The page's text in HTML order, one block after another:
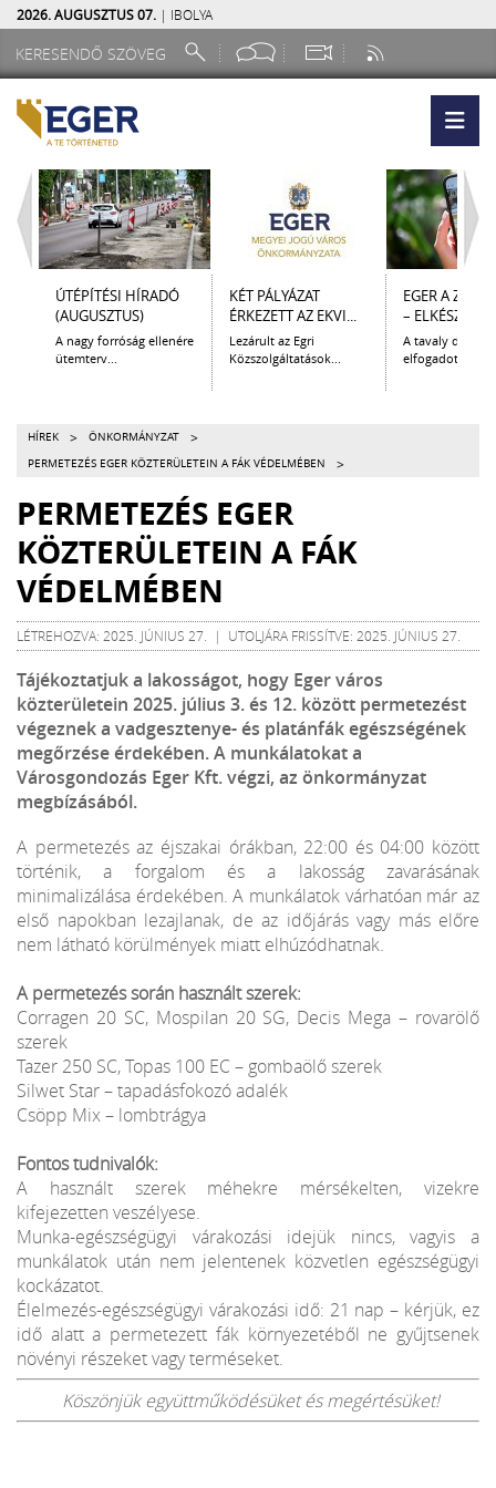
2026. AUGUSZTUS 07. | IBOLYA
ÚTÉPÍTÉSI HÍRADÓ
(AUGUSZTUS)
A nagy forróság ellenére
ütemterv...
KÉT PÁLYÁZAT
ÉRKEZETT AZ EKVI...
Lezárult az Egri
Közszolgáltatások...
EGER A
– ELKÉSZÜLT
A tavaly
elfogadott
HÍREK > ÖNKORMÁNYZAT >
PERMETEZÉS EGER KÖZTERÜLETEIN A FÁK VÉDELMÉBEN >
PERMETEZÉS EGER
KÖZTERÜLETEIN A FÁK
VÉDELMÉBEN
LÉTREHOZVA: 2025. JÚNIUS 27. | UTOLJÁRA FRISSÍTVE: 2025. JÚNIUS 27.
Tájékoztatjuk a lakosságot, hogy Eger város
közterületein 2025. július 3. és 12. között permetezést
végeznek a vadgesztenye- és platánfák egészségének
megőrzése érdekében. A munkálatokat a
Városgondozás Eger Kft. végzi, az önkormányzat
megbízásából.
A permetezés az éjszakai órákban, 22:00 és 04:00 között
történik, a forgalom és a lakosság zavarásának
minimalizálása érdekében. A munkálatok várhatóan már az
első napokban lezajlanak, de az időjárás vagy más előre
nem látható körülmények miatt elhúzódhatnak.
A permetezés során használt szerek:
Corragen 20 SC, Mospilan 20 SG, Decis Mega – rovarölő
szerek
Tazer 250 SC, Topas 100 EC – gombaölő szerek
Silwet Star – tapadásfokozó adalék
Csöpp Mix – lombtrágya
Fontos tudnivalók:
A használt szerek méhekre mérsékelten, vizekre
kifejezetten veszélyese.
Munka-egészségügyi várakozási idejük nincs, vagyis a
munkálatok után nem jelentenek közvetlen egészségügyi
kockázatot.
Élelmezés-egészségügyi várakozási idő: 21 nap – kérjük, ez
idő alatt a permetezett fák környezetéből ne gyűjtsenek
növényi részeket vagy terméseket.
Köszönjük együttműködésüket és megértésüket!